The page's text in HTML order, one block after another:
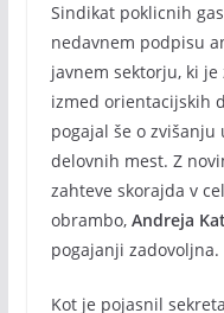
Sindikat poklicnih
nedavnem podpisu
javnem sektorju, ki
izmed orientacijskih
pogajal še o
delovnih mest. Z
zahteve skorajda v
obrambo, Andreja
pogajanji zadovoljna.
Kot je pojasnil